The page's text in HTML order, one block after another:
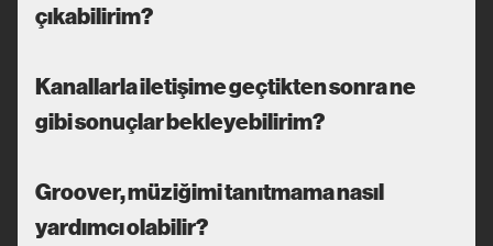
çıkabilirim?
Kanallarla iletişime geçtikten sonra ne
gibi sonuçlar bekleyebilirim?
Groover, müziğimi tanıtmama nasıl
yardımcı olabilir?